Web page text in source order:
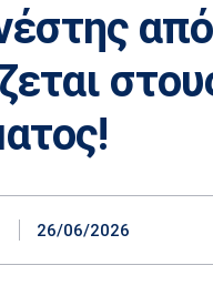
26/06/2026